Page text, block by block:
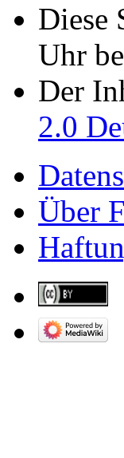
Diese
Uhr
Der
2.0
Über